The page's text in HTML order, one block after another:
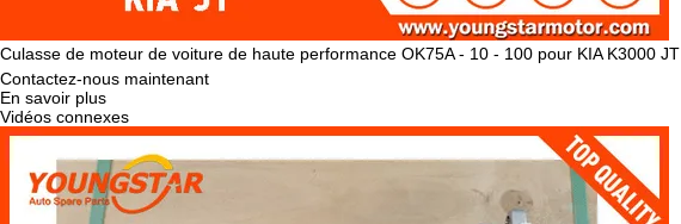
Culasse de moteur de voiture de haute performance OK75A - 10 - 100 pour KIA K3000 JT
Contactez-nous maintenant
En savoir plus
Vidéos connexes